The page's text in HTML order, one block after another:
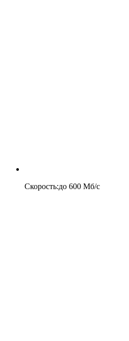
Скорость:до 600 Мб/c